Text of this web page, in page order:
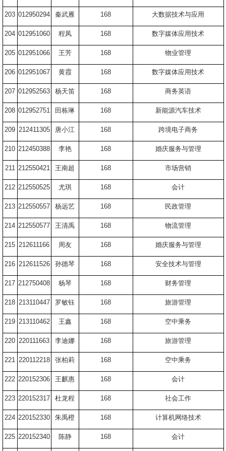
203 012950294 秦武雁 168 大数据技术与应用
204 012951060 程凤 168 数字媒体应用技术
205 012951066 王芳 168 物业管理
206 012951067 黄霞 168 数字媒体应用技术
207 012952563 杨天笛 168 商务英语
208 012952751 田栋琳 168 新能源汽车技术
209 212411305 唐小江 168 跨境电子商务
210 212450388 李艳 168 婚庆服务与管理
211 212550421 王南超 168 市场营销
212 212550525 尤琪 168 会计
213 212550557 杨远艺 168 民政管理
214 212550577 王清禹 168 物流管理
215 212611166 周友 168 婚庆服务与管理
216 212611526 孙德琴 168 安全技术与管理
217 212750408 杨琴 168 财务管理
218 213110447 罗敏钰 168 旅游管理
219 213110462 王鑫 168 空中乘务
220 220111663 李迪娜 168 旅游管理
221 220112218 张柏莉 168 空中乘务
222 220152306 王麒惠 168 会计
223 220152317 杜龙程 168 社会工作
224 220152330 朱禹橙 168 计算机网络技术
225 220152340 陈静 168 会计